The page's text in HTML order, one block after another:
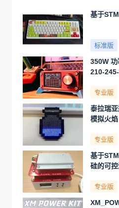
基于
标准版
350W
210-
专业版
泰拉瑞
模拟火焰
专业版
基于
硅的可
专业版